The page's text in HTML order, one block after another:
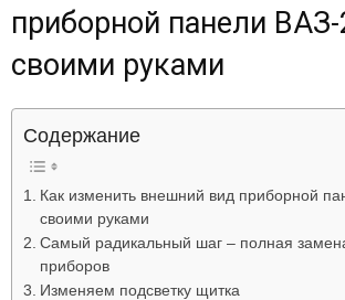
приборной панели
своими руками
Содержание
Как изменить внешний вид приборной
своими руками
Самый радикальный шаг – полная
приборов
Изменяем подсветку щитка